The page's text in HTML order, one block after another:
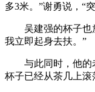
多3米。”谢勇说，“
吴建强的杯子也放
我立即起身去扶。”
与此同时，他的
杯子已经从茶几上滚